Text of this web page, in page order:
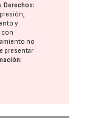
Derechos:
y
con
no
presentar